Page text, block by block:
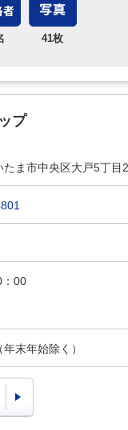
41枚
プ
たま市中央区大戸5丁目
00
末年始除く）